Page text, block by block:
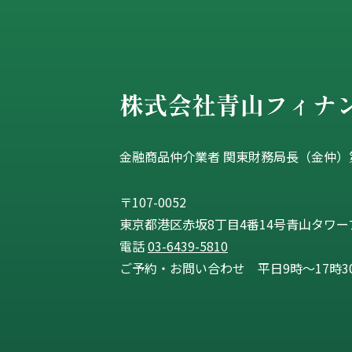
金融商品仲介業者 関東財務局長（金仲
〒107-0052
東京都港区赤坂8丁目4番14号青山タワ
電話03-6439-5810
ご予約・お問い合わせ 平日9時〜17時